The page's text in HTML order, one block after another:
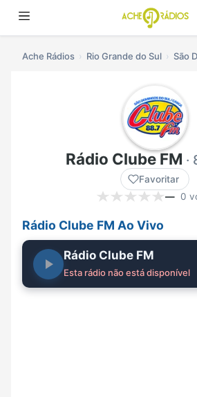
Ache Rádios Rio Grande do Sul São
Rádio Clube FM ·
Favoritar
— 0
Rádio Clube FM Ao Vivo
Rádio Clube FM
Esta rádio não está disponível